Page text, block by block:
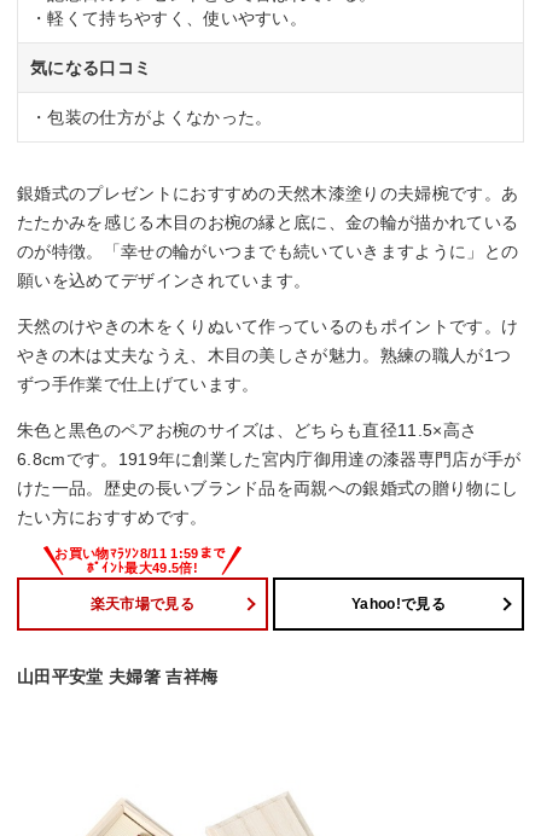
・軽くて持ちやすく、使いやすい。
気になる口コミ
・包装の仕方がよくなかった。
銀婚式のプレゼントにおすすめの天然木漆塗りの夫婦椀です。あ
たたかみを感じる木目のお椀の縁と底に、金の輪が描かれている
のが特徴。「幸せの輪がいつまでも続いていきますように」との
願いを込めてデザインされています。
天然のけやきの木をくりぬいて作っているのもポイントです。け
やきの木は丈夫なうえ、木目の美しさが魅力。熟練の職人が1つ
ずつ手作業で仕上げています。
朱色と黒色のペアお椀のサイズは、どちらも直径11.5×高さ
6.8cmです。1919年に創業した宮内庁御用達の漆器専門店が手が
けた一品。歴史の長いブランド品を両親への銀婚式の贈り物にし
たい方におすすめです。
楽天市場で見る Yahoo!で見る
山田平安堂 夫婦箸 吉祥梅